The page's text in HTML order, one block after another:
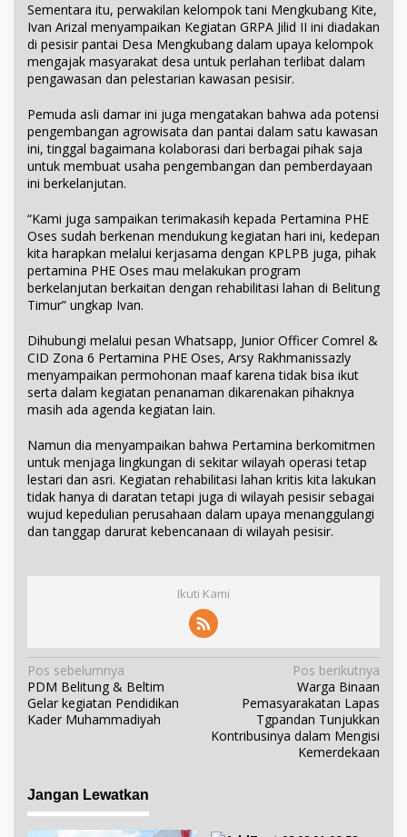
Sementara itu, perwakilan kelompok tani Mengkubang Kite,
Ivan Arizal menyampaikan Kegiatan GRPA Jilid II ini diadakan
di pesisir pantai Desa Mengkubang dalam upaya kelompok
mengajak masyarakat desa untuk perlahan terlibat dalam
pengawasan dan pelestarian kawasan pesisir.
Pemuda asli damar ini juga mengatakan bahwa ada potensi
pengembangan agrowisata dan pantai dalam satu kawasan
ini, tinggal bagaimana kolaborasi dari berbagai pihak saja
untuk membuat usaha pengembangan dan pemberdayaan
ini berkelanjutan.
“Kami juga sampaikan terimakasih kepada Pertamina PHE
Oses sudah berkenan mendukung kegiatan hari ini, kedepan
kita harapkan melalui kerjasama dengan KPLPB juga, pihak
pertamina PHE Oses mau melakukan program
berkelanjutan berkaitan dengan rehabilitasi lahan di Belitung
Timur” ungkap Ivan.
Dihubungi melalui pesan Whatsapp, Junior Officer Comrel &
CID Zona 6 Pertamina PHE Oses, Arsy Rakhmanissazly
menyampaikan permohonan maaf karena tidak bisa ikut
serta dalam kegiatan penanaman dikarenakan pihaknya
masih ada agenda kegiatan lain.
Namun dia menyampaikan bahwa Pertamina berkomitmen
untuk menjaga lingkungan di sekitar wilayah operasi tetap
lestari dan asri. Kegiatan rehabilitasi lahan kritis kita lakukan
tidak hanya di daratan tetapi juga di wilayah pesisir sebagai
wujud kepedulian perusahaan dalam upaya menanggulangi
dan tanggap darurat kebencanaan di wilayah pesisir.
Ikuti Kami
N
a
v
s
i
Pos sebelumnya
PDM Belitung & Beltim
Gelar kegiatan Pendidikan
Kader Muhammadiyah
Pos berikutnya
Warga Binaan
Pemasyarakatan Lapas
Tgpandan Tunjukkan
Kontribusinya dalam Mengisi
Kemerdekaan
Jangan Lewatkan